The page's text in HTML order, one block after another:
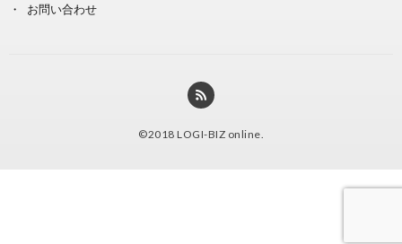
お問い合わせ
©2018 LOGI-BIZ online